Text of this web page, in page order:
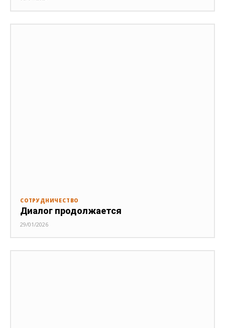
СОТРУДНИЧЕСТВО
Диалог продолжается
29/01/2026